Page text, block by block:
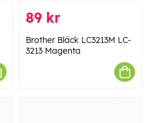
89 kr
Brother Bläck LC3213M LC-
3213 Magenta